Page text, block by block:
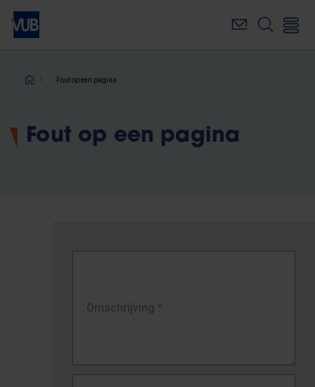
Overslaan
naar
inhoudKruimelpad
Fout op een pagina
Fout op een pagina
Omschrijving *